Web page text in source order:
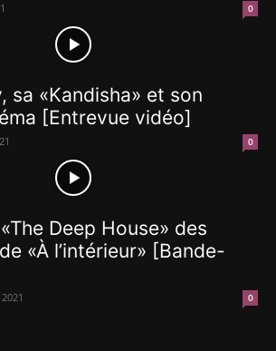
0
sa «Kandisha» et son
[Entrevue vidéo]
0
Deep House» des
«À l’intérieur» [Bande-
0